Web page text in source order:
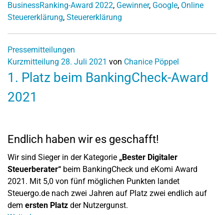
BusinessRanking-Award 2022, Gewinner, Google, Online
Steuererklärung, Steuererklärung
Pressemitteilungen
Kurzmitteilung 28. Juli 2021 von Chanice Pöppel
1. Platz beim BankingCheck-Award
2021
Endlich haben wir es geschafft!
Wir sind Sieger in der Kategorie „Bester Digitaler
Steuerberater“ beim BankingCheck und eKomi Award
2021. Mit 5,0 von fünf möglichen Punkten landet
Steuergo.de nach zwei Jahren auf Platz zwei endlich auf
dem ersten Platz der Nutzergunst.